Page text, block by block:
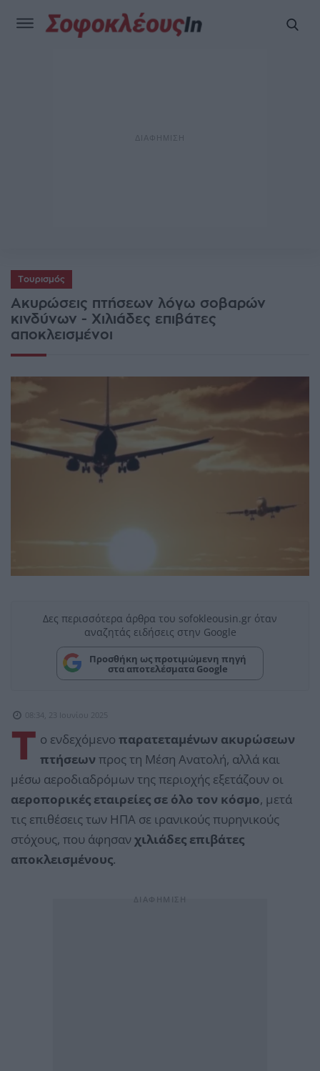
Τουρισμός
Ακυρώσεις πτήσεων λόγω σοβαρών
κινδύνων - Χιλιάδες επιβάτες
αποκλεισμένοι
Δες περισσότερα άρθρα του sofokleousin.gr όταν
αναζητάς ειδήσεις στην Google
Προσθήκη ως προτιμώμενη πηγή
στα αποτελέσματα Google
08:34, 23 Ιουνίου 2025
Τ ο ενδεχόμενο παρατεταμένων ακυρώσεων
πτήσεων προς τη Μέση Ανατολή, αλλά και
μέσω αεροδιαδρόμων της περιοχής εξετάζουν οι
αεροπορικές εταιρείες σε όλο τον κόσμο, μετά
τις επιθέσεις των ΗΠΑ σε ιρανικούς πυρηνικούς
στόχους, που άφησανχιλιάδες επιβάτες
αποκλεισμένους.